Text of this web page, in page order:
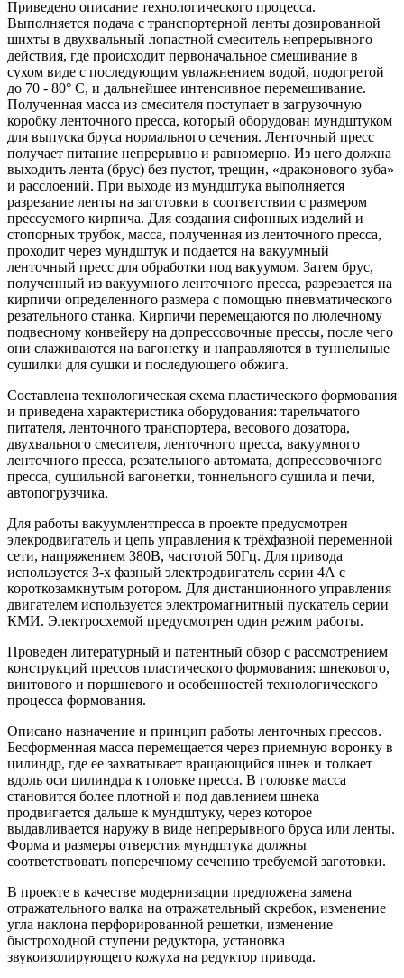
Приведено описание технологического процесса.
Выполняется подача с транспортерной ленты дозированной
шихты в двухвальный лопастной смеситель непрерывного
действия, где происходит первоначальное смешивание в
сухом виде с последующим увлажнением водой, подогретой
до 70 - 80° С, и дальнейшее интенсивное перемешивание.
Полученная масса из смесителя поступает в загрузочную
коробку ленточного пресса, который оборудован мундштуком
для выпуска бруса нормального сечения. Ленточный пресс
получает питание непрерывно и равномерно. Из него должна
выходить лента (брус) без пустот, трещин, «драконового зуба»
и расслоений. При выходе из мундштука выполняется
разрезание ленты на заготовки в соответствии с размером
прессуемого кирпича. Для создания сифонных изделий и
стопорных трубок, масса, полученная из ленточного пресса,
проходит через мундштук и подается на вакуумный
ленточный пресс для обработки под вакуумом. Затем брус,
полученный из вакуумного ленточного пресса, разрезается на
кирпичи определенного размера с помощью пневматического
резательного станка. Кирпичи перемещаются по люлечному
подвесному конвейеру на допрессовочные прессы, после чего
они слаживаются на вагонетку и направляются в туннельные
сушилки для сушки и последующего обжига.
Составлена технологическая схема пластического формования
и приведена характеристика оборудования: тарельчатого
питателя, ленточного транспортера, весового дозатора,
двухвального смесителя, ленточного пресса, вакуумного
ленточного пресса, резательного автомата, допрессовочного
пресса, сушильной вагонетки, тоннельного сушила и печи,
автопогрузчика.
Для работы вакуумлентпресса в проекте предусмотрен
элекродвигатель и цепь управления к трёхфазной переменной
сети, напряжением 380В, частотой 50Гц. Для привода
используется 3-х фазный электродвигатель серии 4А с
короткозамкнутым ротором. Для дистанционного управления
двигателем используется электромагнитный пускатель серии
КМИ. Электросхемой предусмотрен один режим работы.
Проведен литературный и патентный обзор с рассмотрением
конструкций прессов пластического формования: шнекового,
винтового и поршневого и особенностей технологического
процесса формования.
Описано назначение и принцип работы ленточных прессов.
Бесформенная масса перемещается через приемную воронку в
цилиндр, где ее захватывает вращающийся шнек и толкает
вдоль оси цилиндра к головке пресса. В головке масса
становится более плотной и под давлением шнека
продвигается дальше к мундштуку, через которое
выдавливается наружу в виде непрерывного бруса или ленты.
Форма и размеры отверстия мундштука должны
соответствовать поперечному сечению требуемой заготовки.
В проекте в качестве модернизации предложена замена
отражательного валка на отражательный скребок, изменение
угла наклона перфорированной решетки, изменение
быстроходной ступени редуктора, установка
звукоизолирующего кожуха на редуктор привода.